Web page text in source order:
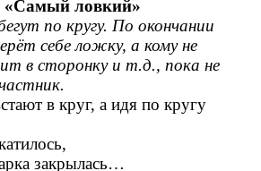
«Самый ловкий»
по кругу. По окончании
себе ложку, а кому не
в сторонку и т.д., пока не
в круг, а идя по кругу
закрылась…